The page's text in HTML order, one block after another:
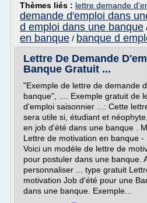
Thèmes liés : lettre demande
demande d'emploi dans
d emploi dans une banque
en banque / banque d
Lettre De Demande
Banque Gratuit ...
"Exemple de lettre de demande
banque", .... Exemple gratuit de
d'emploi saisonnier ...: Cette
sera utile si, étudiant et
en job d'été dans une banque .
Lettre de motivation en banque
Voici un modèle de lettre de
pour postuler dans une banque.
personnaliser ... type gratuit
motivation Job d'été pour une
dans une banque. Exemple...